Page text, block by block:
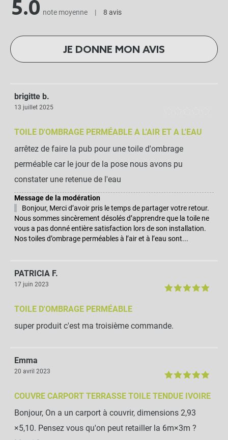
5.0 note moyenne | 8 avis
JE DONNE MON AVIS
brigitte b.
13 juillet 2025
TOILE D'OMBRAGE PERMÉABLE A L'AIR ET A L'EAU
arrêtez de faire la pub pour une toile d'ombrage
perméable car le jour de la pose nous avons pu
constater une retenue de l'eau
Message de la modération
Bonjour, Merci d’avoir pris le temps de partager votre retour.
Nous sommes sincèrement désolés d’apprendre que la toile ne
vous a pas donné entière satisfaction lors de son installation.
Nos toiles d’ombrage perméables à l’air et à l’eau sont...
PATRICIA F.
17 juin 2023
TOILE D'OMBRAGE PERMÉABLE
super produit c'est ma troisième commande.
Emma
20 avril 2023
COUVRE CARPORT TERRASSE TOILE TENDUE IVOIRE
Bonjour, On a un carport à couvrir, dimensions 2,93
×5,10. Pensez vous qu'on peut retailler la 6m×3m ?